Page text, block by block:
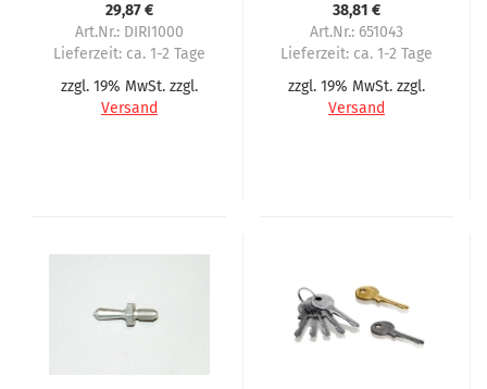
29,87 €
Art.Nr.: DIRI1000
Lieferzeit: ca. 1-2 Tage
zzgl. 19% MwSt. zzgl.
Versand
38,81 €
Art.Nr.: 651043
Lieferzeit: ca. 1-2 Tage
zzgl. 19% MwSt. zzgl.
Versand